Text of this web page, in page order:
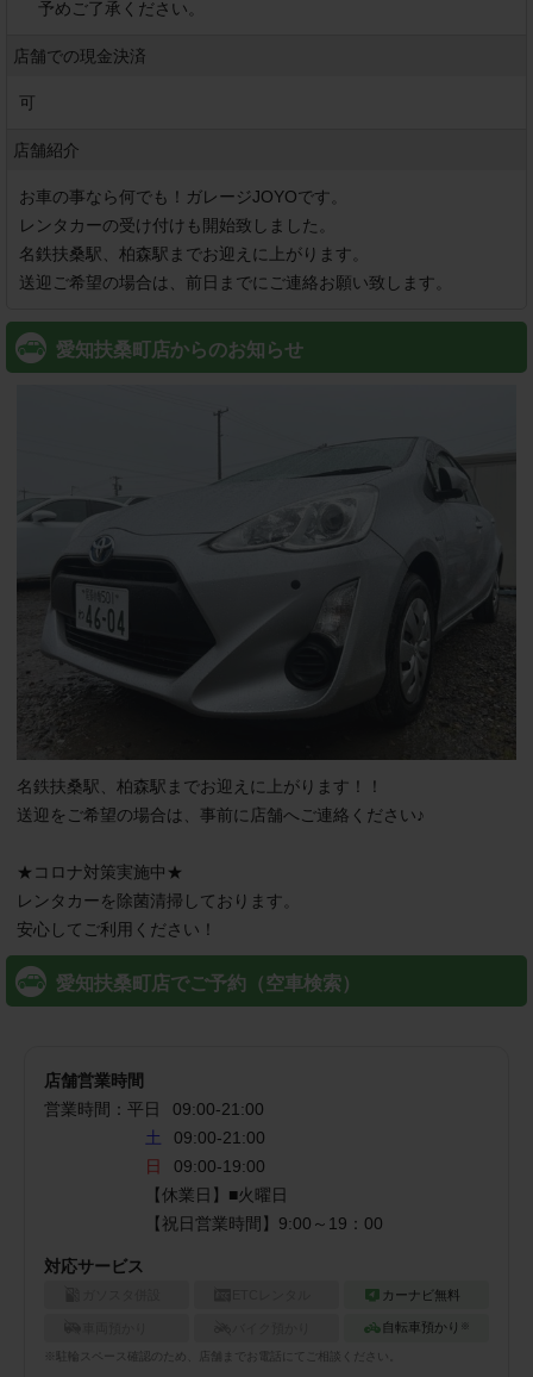
予めご了承ください。
店舗での現金決済
可
店舗紹介
お車の事なら何でも！ガレージJOYOです。
レンタカーの受け付けも開始致しました。
名鉄扶桑駅、柏森駅までお迎えに上がります。
愛知扶桑町店からのお知らせ
名鉄扶桑駅、柏森駅までお迎えに上がります！！
送迎をご希望の場合は、事前に店舗へご連絡ください♪
★コロナ対策実施中★
レンタカーを除菌清掃しております。
安心してご利用ください！
愛知扶桑町店でご予約（空車検索）
店舗営業時間
営業時間： 平日 09:00-21:00
土
09:00-21:00
日
09:00-19:00
【休業日】■火曜日
【祝日営業時間】9:00～19：00
対応サービス
カーナビ無料
自転車預かり ※
駐輪 スペース確認のため、店舗までお電話にてご相談ください。